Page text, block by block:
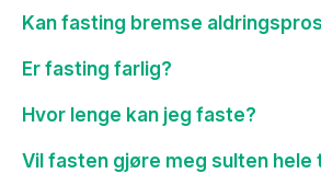
Kan fasting bremse
Er fasting farlig?
Hvor lenge kan jeg faste?
Vil fasten gjøre meg sulten hele